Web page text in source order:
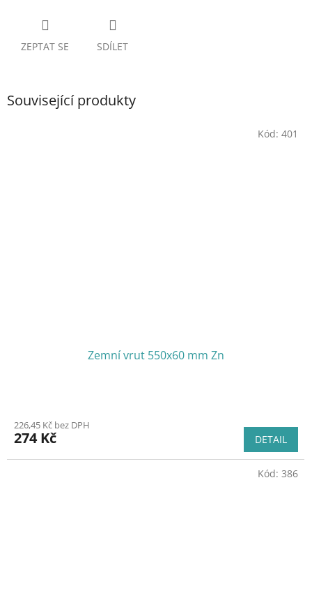
ZEPTAT SE SDÍLET
Související produkty
Zemní vrut 550x60 mm Zn
226,45 Kč bez DPH
274 Kč DETAIL
Kód: 401
Kód: 386